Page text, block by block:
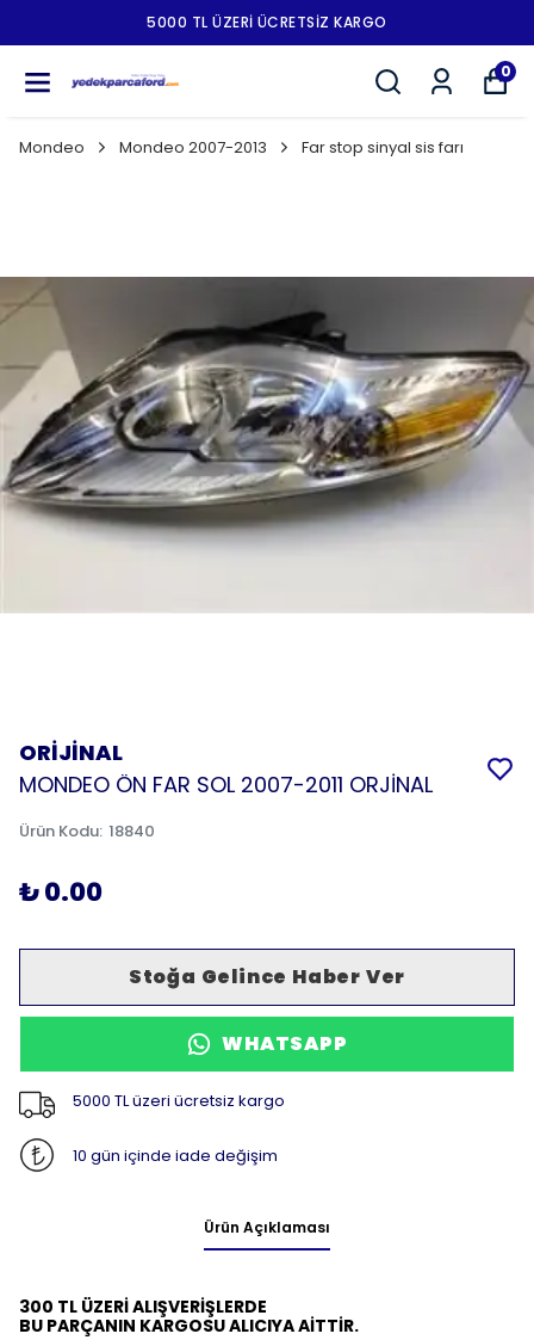
5000 TL ÜZERI ÜCRETSIZ KARGO
0
Mondeo Mondeo 2007-2013 Far stop sinyal sis farı
ORİJİNAL
MONDEO ÖN FAR SOL 2007-2011 ORJİNAL
Ürün Kodu: 18840
₺ 0.00
Stoğa Gelince Haber Ver
WHATSAPP
5000 TL üzeri ücretsiz kargo
10 gün içinde iade değişim
Ürün Açıklaması
300 TL ÜZERİ ALIŞVERİŞLERDE
BU PARÇANIN KARGOSU ALICIYA AİTTİR.